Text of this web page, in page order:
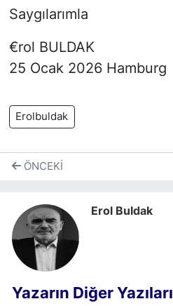
Saygılarımla
€rol BULDAK
25 Ocak 2026 Hamburg
Erolbuldak
ÖNCEKI
Erol Buldak
Yazarın Diğer Yazıları